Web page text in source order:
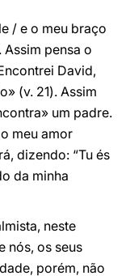
/ e o meu braço
pensa o
David,
(v. 21). Assim
um padre.
meu amor
dizendo: “Tu és
da minha
neste
nós, os seus
porém, não